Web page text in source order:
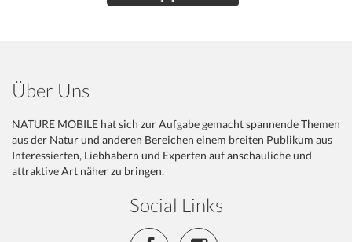
Über Uns
NATURE MOBILE hat sich zur Aufgabe gemacht spannende Themen
aus der Natur und anderen Bereichen einem breiten Publikum aus
Interessierten, Liebhabern und Experten auf anschauliche und
attraktive Art näher zu bringen.
Social Links